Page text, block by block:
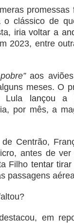
o clássico de
iria voltar a
2023, entre
aos aviões
meses. O
Lula
lançou a
por mês, a
Centrão,
, antes de ver
Filho tentar
passagens
em